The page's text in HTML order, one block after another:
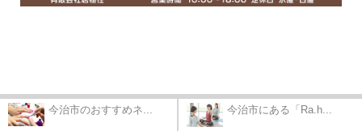
今治市のおすすめネ... 今治市にある「Ra.h...